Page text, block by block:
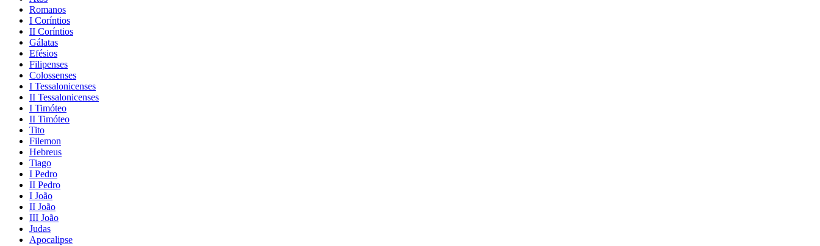
Romanos
I Coríntios
II Coríntios
Gálatas
Efésios
Filipenses
Colossenses
I Tessalonicenses
II Tessalonicenses
I Timóteo
II Timóteo
Tito
Filemon
Hebreus
Tiago
I Pedro
II Pedro
I João
II João
III João
Judas
Apocalipse